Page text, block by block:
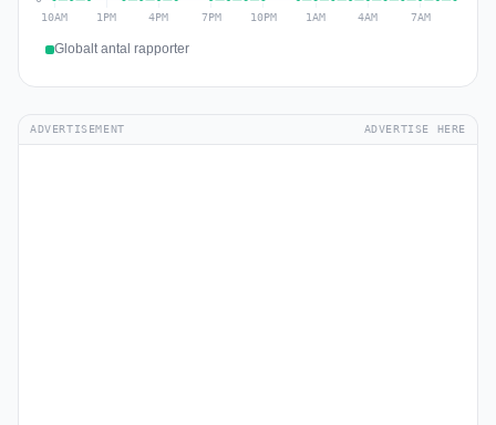
Globalt antal rapporter
ADVERTISEMENT ADVERTISE HERE